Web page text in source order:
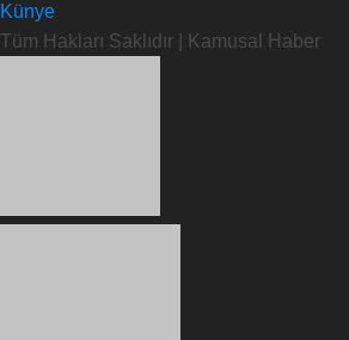
Künye
Tüm Hakları Saklıdır | Kamusal Haber